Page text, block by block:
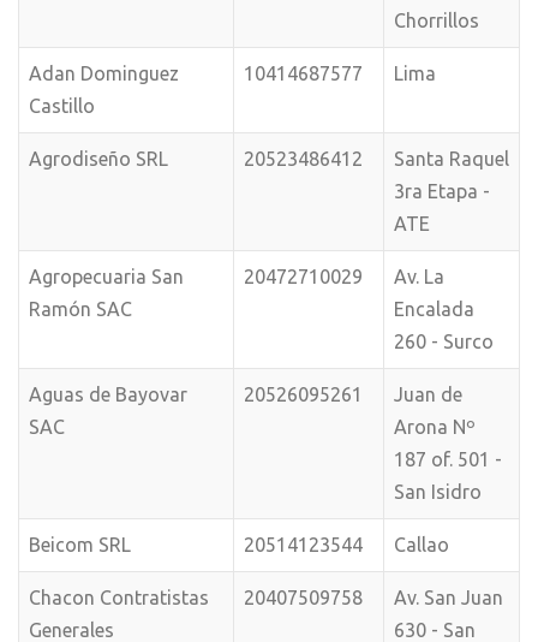
Chorrillos
Adan Dominguez
Castillo
10414687577 Lima
Agrodiseño SRL 20523486412
Santa Raquel
3ra Etapa -
ATE
Agropecuaria San
Ramón SAC
20472710029
Av. La
Encalada
260 - Surco
Aguas de Bayovar
SAC
20526095261
Juan de
Arona Nº
187 of. 501 -
San Isidro
Beicom SRL 20514123544 Callao
Chacon Contratistas
Generales
20407509758
Av. San Juan
630 - San